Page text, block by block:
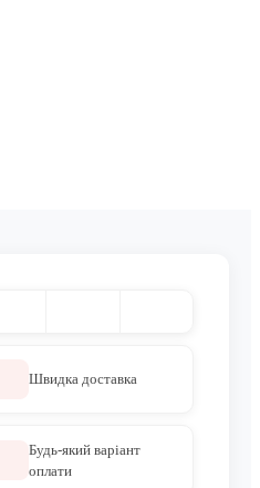
Швидка доставка
Будь-який варіант
оплати